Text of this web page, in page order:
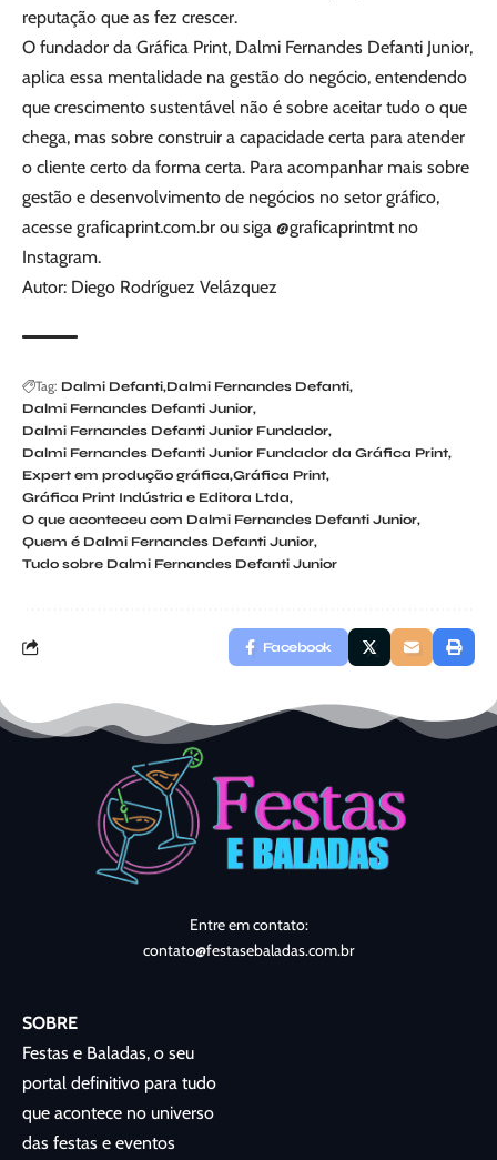
reputação que as fez crescer.
O fundador da Gráfica Print, Dalmi Fernandes Defanti Junior,
aplica essa mentalidade na gestão do negócio, entendendo
que crescimento sustentável não é sobre aceitar tudo o que
chega, mas sobre construir a capacidade certa para atender
o cliente certo da forma certa. Para acompanhar mais sobre
gestão e desenvolvimento de negócios no setor gráfico,
acesse graficaprint.com.br ou siga @graficaprintmt no
Instagram.
Autor: Diego Rodríguez Velázquez
Tag: Dalmi Defanti Dalmi Fernandes Defanti
Dalmi Fernandes Defanti Junior
Dalmi Fernandes Defanti Junior Fundador
Dalmi Fernandes Defanti Junior Fundador da Gráfica Print
Expert em produção gráfica Gráfica Print
Gráfica Print Indústria e Editora Ltda
O que aconteceu com Dalmi Fernandes Defanti Junior
Quem é Dalmi Fernandes Defanti Junior
Tudo sobre Dalmi Fernandes Defanti Junior
Facebook
Entre em contato:
contato@festasebaladas.com.br
SOBRE
Festas e Baladas, o seu
portal definitivo para tudo
que acontece no universo
das festas e eventos